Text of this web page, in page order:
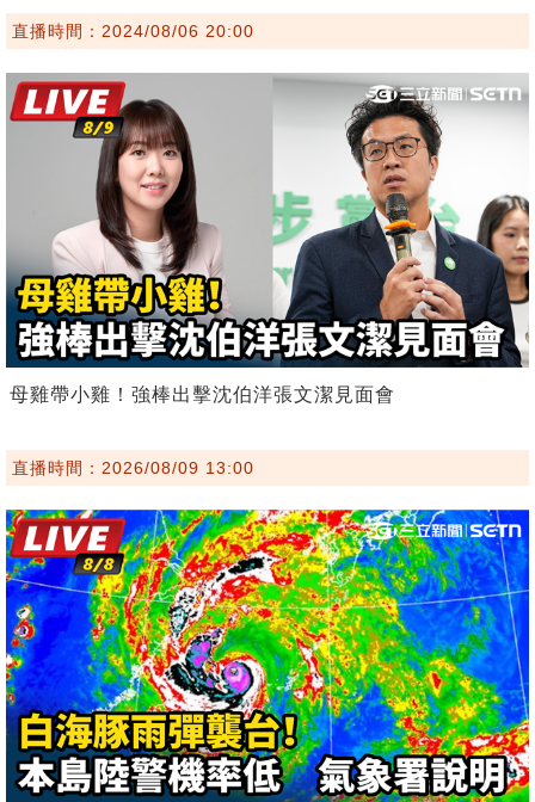
直播時間：2024/08/06 20:00
母雞帶小雞！強棒出擊沈伯洋張文潔見面會
直播時間：2026/08/09 13:00